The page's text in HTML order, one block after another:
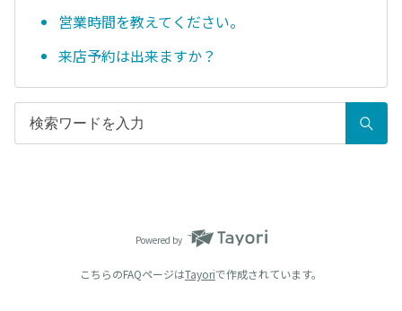
営業時間を教えてください。
来店予約は出来ますか？
Powered by
こちらのFAQページはTayoriで作成されています。